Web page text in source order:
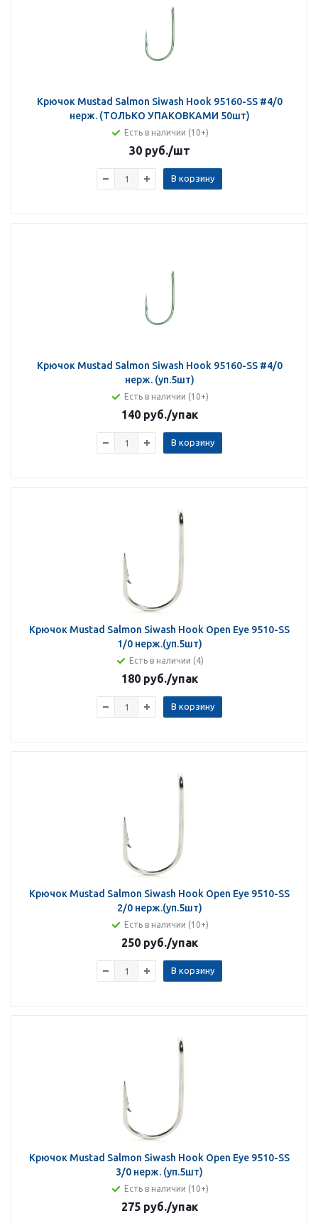
Крючок Mustad Salmon Siwash Hook 95160-SS #4/0
нерж. (ТОЛЬКО УПАКОВКАМИ 50шт)
Есть в наличии (10+)
30 руб./шт
В корзину
Крючок Mustad Salmon Siwash Hook 95160-SS #4/0
нерж. (уп.5шт)
Есть в наличии (10+)
140 руб./упак
В корзину
Крючок Mustad Salmon Siwash Hook Open Eye 9510-SS
1/0 нерж.(уп.5шт)
Есть в наличии (4)
180 руб./упак
В корзину
Крючок Mustad Salmon Siwash Hook Open Eye 9510-SS
2/0 нерж.(уп.5шт)
Есть в наличии (10+)
250 руб./упак
В корзину
Крючок Mustad Salmon Siwash Hook Open Eye 9510-SS
3/0 нерж. (уп.5шт)
Есть в наличии (10+)
275 руб./упак